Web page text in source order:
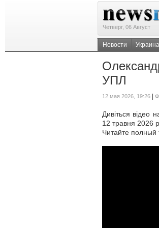
Четверг, 06 Август
Новости Украина
УПЛ
12 мая 2026, 19:26
Дивіться відео
12 травня 2026
Читайте полный